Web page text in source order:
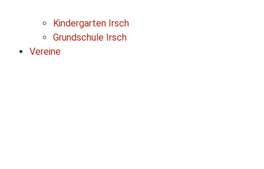
Kindergarten Irsch
Grundschule Irsch
Vereine